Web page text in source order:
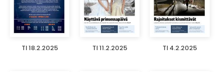
TI 18.2.2025 TI 11.2.2025 TI 4.2.2025